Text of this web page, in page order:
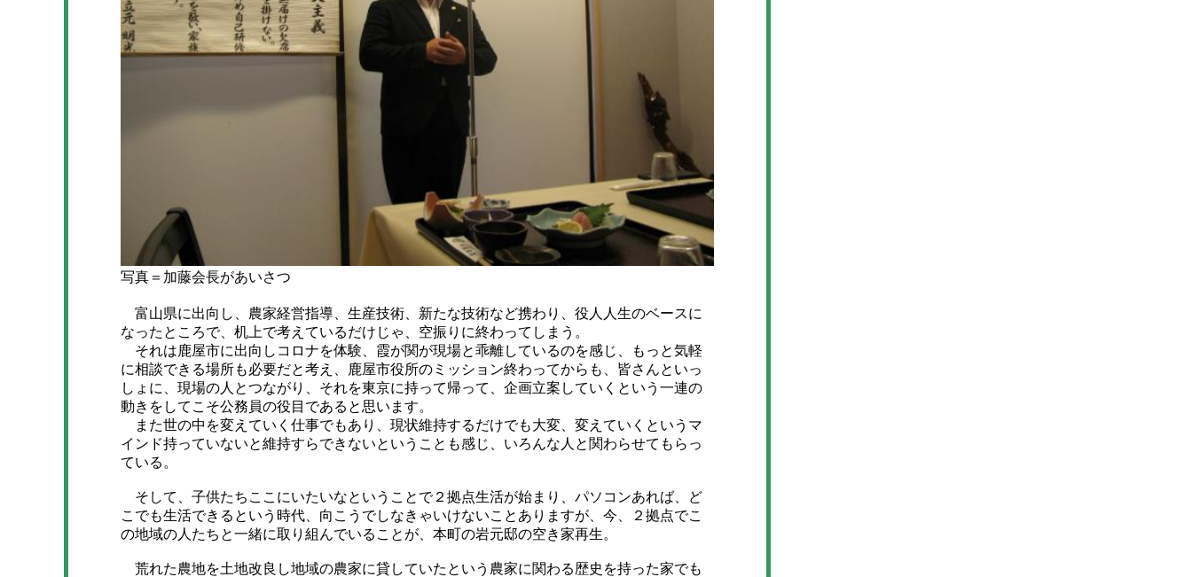
写真＝加藤会長があいさつ
富山県に出向し、農家経営指導、生産技術、新たな技術など携わり、役人人生のベースに
なったところで、机上で考えているだけじゃ、空振りに終わってしまう。
それは鹿屋市に出向しコロナを体験、霞が関が現場と乖離しているのを感じ、もっと気軽
に相談できる場所も必要だと考え、鹿屋市役所のミッション終わってからも、皆さんといっ
しょに、現場の人とつながり、それを東京に持って帰って、企画立案していくという一連の
動きをしてこそ公務員の役目であると思います。
また世の中を変えていく仕事でもあり、現状維持するだけでも大変、変えていくというマ
インド持っていないと維持すらできないということも感じ、いろんな人と関わらせてもらっ
ている。
そして、子供たちここにいたいなということで２拠点生活が始まり、パソコンあれば、ど
こでも生活できるという時代、向こうでしなきゃいけないことありますが、今、２拠点でこ
の地域の人たちと一緒に取り組んでいることが、本町の岩元邸の空き家再生。
荒れた農地を土地改良し地域の農家に貸していたという農家に関わる歴史を持った家でも